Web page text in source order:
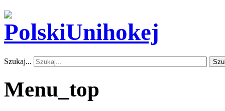
Szukaj...
Menu_top